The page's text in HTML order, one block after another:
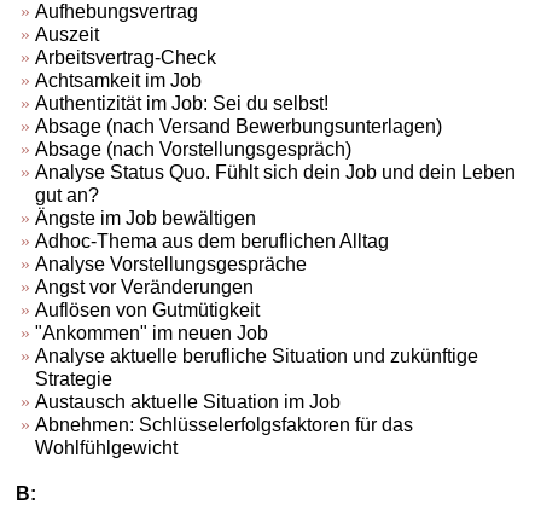
Aufhebungsvertrag
Auszeit
Arbeitsvertrag-Check
Achtsamkeit im Job
Authentizität im Job: Sei du selbst!
Absage (nach Versand Bewerbungsunterlagen)
Absage (nach Vorstellungsgespräch)
Analyse Status Quo. Fühlt sich dein Job und dein Leben
gut an?
Ängste im Job bewältigen
Adhoc-Thema aus dem beruflichen Alltag
Analyse Vorstellungsgespräche
Angst vor Veränderungen
Auflösen von Gutmütigkeit
"Ankommen" im neuen Job
Analyse aktuelle berufliche Situation und zukünftige
Strategie
Austausch aktuelle Situation im Job
Abnehmen: Schlüsselerfolgsfaktoren für das
Wohlfühlgewicht
B: